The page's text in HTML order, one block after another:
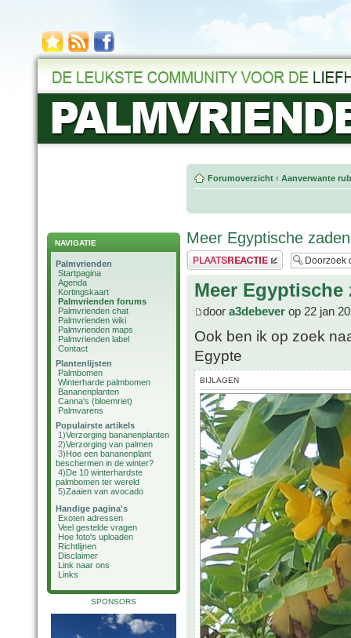
NAVIGATIE
Palmvrienden
Startpagina
Agenda
Kortingskaart
Palmvrienden forums
Palmvrienden chat
Palmvrienden wiki
Palmvrienden maps
Palmvrienden label
Contact
Plantenlijsten
Palmbomen
Winterharde palmbomen
Bananenplanten
Canna's (bloemriet)
Palmvarens
Populairste artikels
1)Verzorging bananenplanten
2)Verzorging van palmen
3)Hoe een bananenplant
beschermen in de winter?
4)De 10 winterhardste
palmbomen ter wereld
5)Zaaien van avocado
Handige pagina's
Exoten adressen
Veel gestelde vragen
Hoe foto's uploaden
Richtlijnen
Disclaimer
Link naar ons
Links
SPONSORS
Forumoverzicht ‹ Aanverwante
Meer Egyptische zaden
Plaats een reactie
Meer Egyptische
door a3debever op 22 jan
Ook ben ik op zoek
Egypte
BIJLAGEN